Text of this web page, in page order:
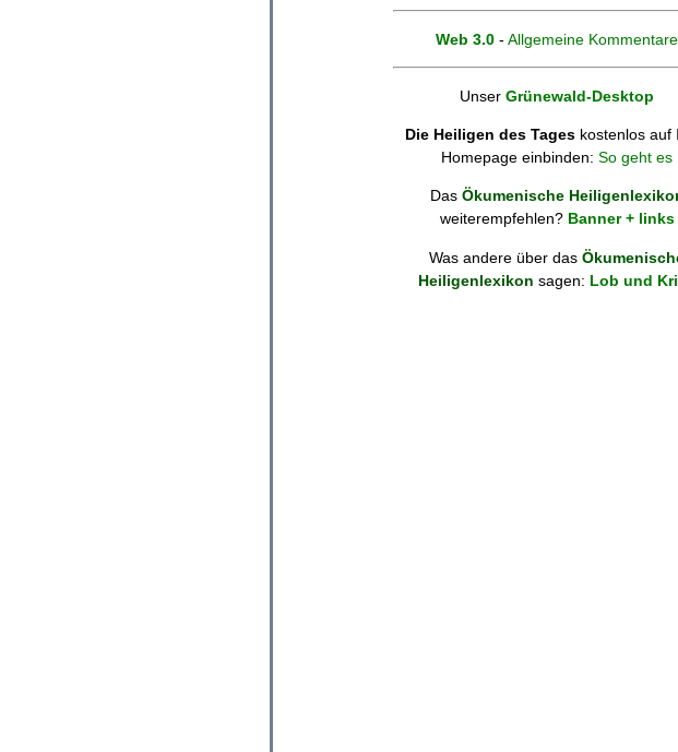
Web 3.0 - Allgemeine Kommentare
Unser Grünewald-Desktop
Die Heiligen des Tages kostenlos auf
Homepage einbinden: So geht es
Das Ökumenische
weiterempfehlen? Banner + links
Was andere über das
Heiligenlexikon sagen: Lob und